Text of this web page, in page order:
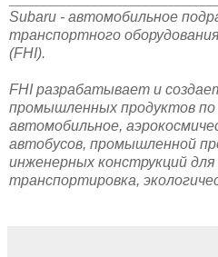
Subaru - автомобильное
транспортного
(FHI).
FHI разрабатывает и
промышленных продуктов по
автомобильное,
автобусов, промышленной
инженерных конструкций для
транспортировка,